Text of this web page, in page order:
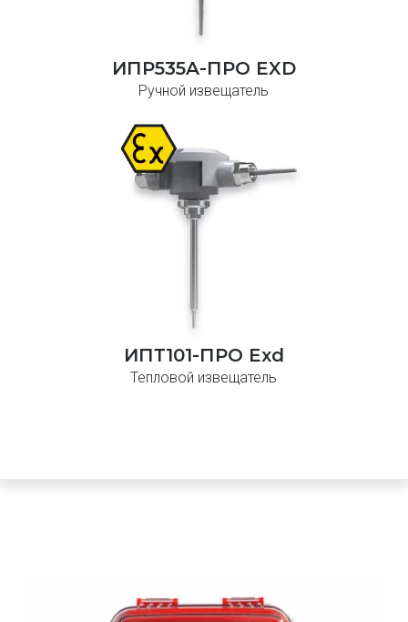
ИПР535A-ПРО EXD
Ручной извещатель
ИПТ101-ПРО Exd
Тепловой извещатель